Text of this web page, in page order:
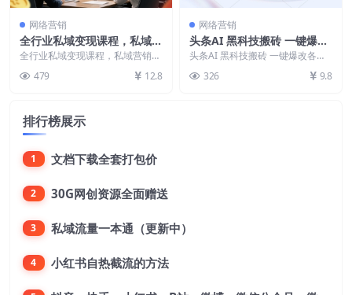
网络营销
全行业私域变现课程，私域营
销成交系列课
全行业私域变现课程，私域营销成
交系列课 课程内容： 1-[一]如何留
下完美的第一...
479 12.8
网络营销
头条AI 黑科技搬砖 一键爆改
各平台爆文，自动排版，秒过
原创 矩阵操作，月入3w+
【揭秘】
头条AI 黑科技搬砖 一键爆改各平
台爆文，自动排版，秒过原创 矩
阵操作，月入3w...
326 9.8
排行榜展示
1 文档下载全套打包价
2 30G网创资源全面赠送
3 私域流量一本通（更新中）
4 小红书自热截流的方法